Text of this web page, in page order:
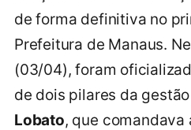
de forma definitiva no
Prefeitura de Manaus.
(03/04), foram
de dois pilares da
Lobato, que comandava